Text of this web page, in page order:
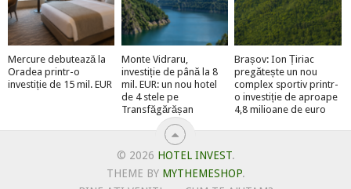
Mercure debutează la
Oradea printr-o
investiție de 15 mil. EUR
Monte Vidraru,
investiție de până la 8
mil. EUR: un nou hotel
de 4 stele pe
Transfăgărășan
Brașov: Ion Țiriac
pregătește un nou
complex sportiv printr-
o investiție de aproape
4,8 milioane de euro
© 2026 HOTEL INVEST.
THEME BY MYTHEMESHOP.